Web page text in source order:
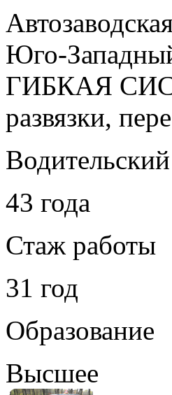
Юго-
ГИБКАЯ
развязки,
43 года
Стаж работы
31 год
Образование
Высшее